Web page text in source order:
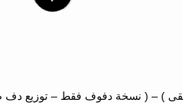
) – ( نسخة دفوف فقط – توزيع دف